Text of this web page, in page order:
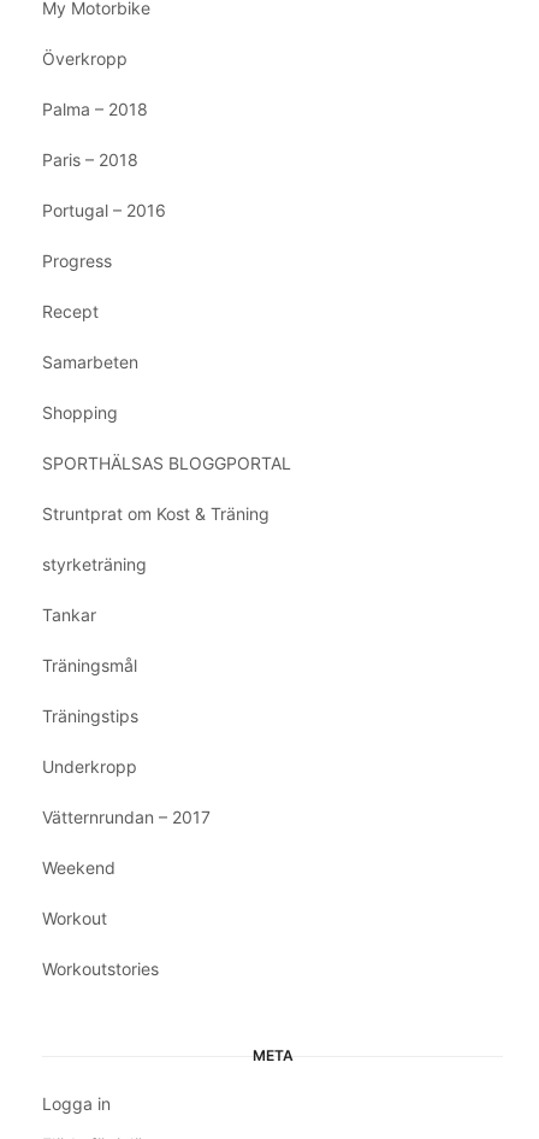
My Motorbike
Överkropp
Palma – 2018
Paris – 2018
Portugal – 2016
Progress
Recept
Samarbeten
Shopping
SPORTHÄLSAS BLOGGPORTAL
Struntprat om Kost & Träning
styrketräning
Tankar
Träningsmål
Träningstips
Underkropp
Vätternrundan – 2017
Weekend
Workout
Workoutstories
META
Logga in